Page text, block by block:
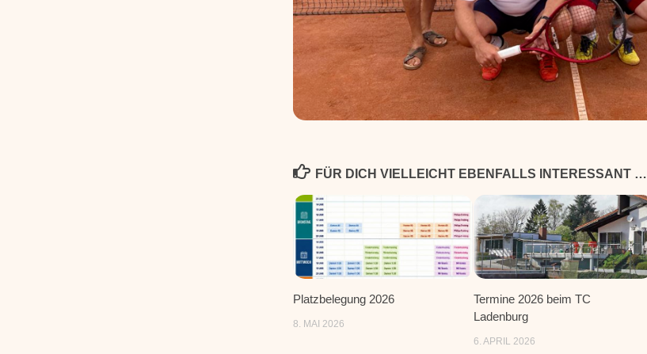
FÜR DICH VIELLEICHT EBENFALLS INTERESSANT …
Platzbelegung 2026
8. MAI 2026
Termine 2026 beim TC
Ladenburg
6. APRIL 2026